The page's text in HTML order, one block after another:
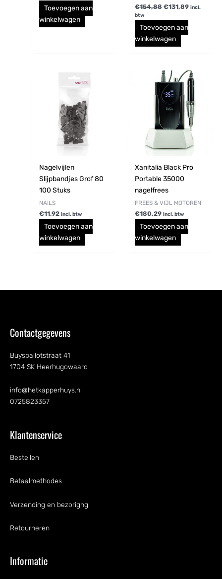
Toevoegen aan
winkelwagen
€154,88 €131,89 incl.
btw
Toevoegen aan
winkelwagen
Nagelvijlen
Slijpbandjes Grof 80
100 Stuks
NAILS
€11,92 incl. btw
Toevoegen aan
winkelwagen
Xanitalia Black Pro
Portable 35000
nagelfrees
FREES & VIJL MOTOREN
€180,29 incl. btw
Toevoegen aan
winkelwagen
Contactgegevens
Buysballotstraat 41
1704 SK Heerhugowaard
info@hetkapperhuys.nl
0725823357
Klantenservice
Bestellen
Betaalmethodes
Verzending en bezorigng
Retourneren
Informatie